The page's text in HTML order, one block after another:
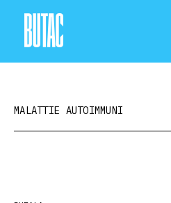
MALATTIE AUTOIMMUNI